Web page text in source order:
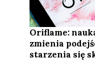
Oriflame:
zmienia
starzenia się